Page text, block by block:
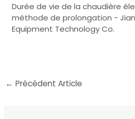
Durée de vie de la chaudière
méthode de prolongation -
Equipment Technology Co.
← Précédent Article